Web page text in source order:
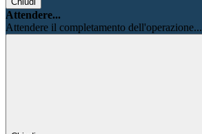
Attendere...
Attendere il completamento dell'operazione...